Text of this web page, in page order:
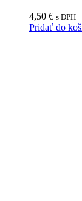
4,50 € s DPH
Pridať do